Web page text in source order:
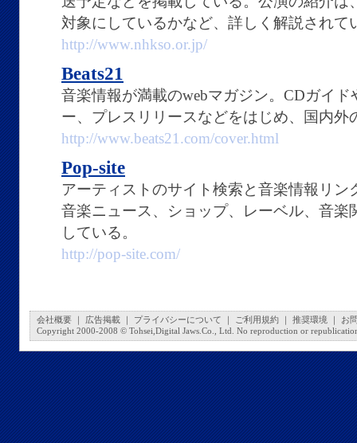
対象にしているかなど、詳しく解説されて
http://www.nhkso.or.jp/
Beats21
音楽情報が満載のwebマガジン。CDガイ
ー、プレスリリースなどをはじめ、国内外
http://www.beats21.com/cover.html
Pop-site
アーティストのサイト検索と音楽情報リ
音楽ニュース、ショップ、レーベル、音楽
している。
http://pop-site.com/
会社概要 広告掲載 プライバシーについて ご利用規約 推奨環境
お
Copyright 2000-2008 © Tohsei,Digital Jaws.Co., Ltd. No reproduction or